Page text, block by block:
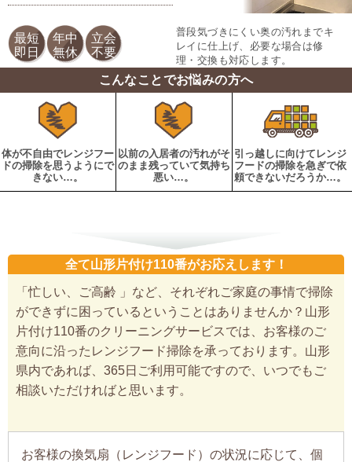
最短
即日
年中
無休
立会
不要
普段気づきにくい奥の汚れまでキ
レイに仕上げ、必要な場合は修
理・交換も対応します。
こんなことでお悩みの方へ
体が不自由でレンジフー
ドの掃除を思うようにで
きない…。
以前の入居者の汚れがそ
のまま残っていて気持ち
悪い…。
引っ越しに向けてレンジ
フードの掃除を急ぎで依
頼できないだろうか…。
全て山形片付け110番がお応えします！
「忙しい、ご高齢 」など、それぞれご家庭の事情で掃除
ができずに困っているということはありませんか？山形
片付け110番のクリーニングサービスでは、お客様のご
意向に沿ったレンジフード掃除を承っております。山形
県内であれば、365日ご利用可能ですので、いつでもご
相談いただければと思います。
お客様の換気扇（レンジフード）の状況に応じて、個